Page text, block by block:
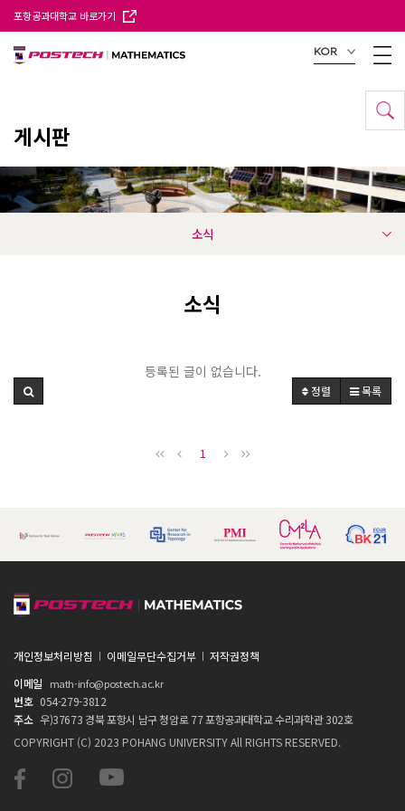
포항공과대학교 바로가기
KOR
게시판
소식
소식
등록된 글이 없습니다.
정렬 목록
1
개인정보처리방침 이메일무단수집거부
저작권정책
이메일
math-info@postech.ac.kr
번호 054-279-3812
주소 우)37673 경북 포항시 남구 청암로 77 포항공과대학교 수리과학관 302호
COPYRIGHT (C) 2023 POHANG UNIVERSITY All RIGHTS RESERVED.